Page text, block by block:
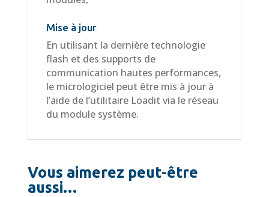
Mise à jour
En utilisant la dernière technologie
flash et des supports de
communication hautes performances,
le micrologiciel peut être mis à jour à
l’aide de l’utilitaire Loadit via le réseau
du module système.
Vous aimerez peut-être
aussi…